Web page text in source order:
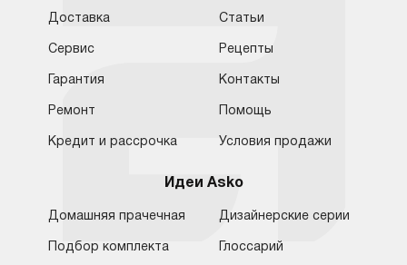
Доставка
Сервис
Гарантия
Ремонт
Кредит и рассрочка
Статьи
Рецепты
Контакты
Помощь
Условия продажи
Идеи Asko
Домашняя прачечная
Подбор комплекта
Дизайнерские серии
Глоссарий